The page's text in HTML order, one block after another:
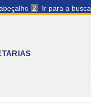
2 Ir para a busca